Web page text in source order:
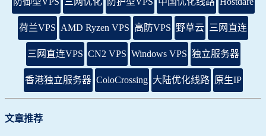
荷兰VPS AMD Ryzen VPS 高防VPS 野草云 三网直连
三网直连VPS CN2 VPS Windows VPS 独立服务器
香港独立服务器 ColoCrossing 大陆优化线路 原生IP
文章推荐